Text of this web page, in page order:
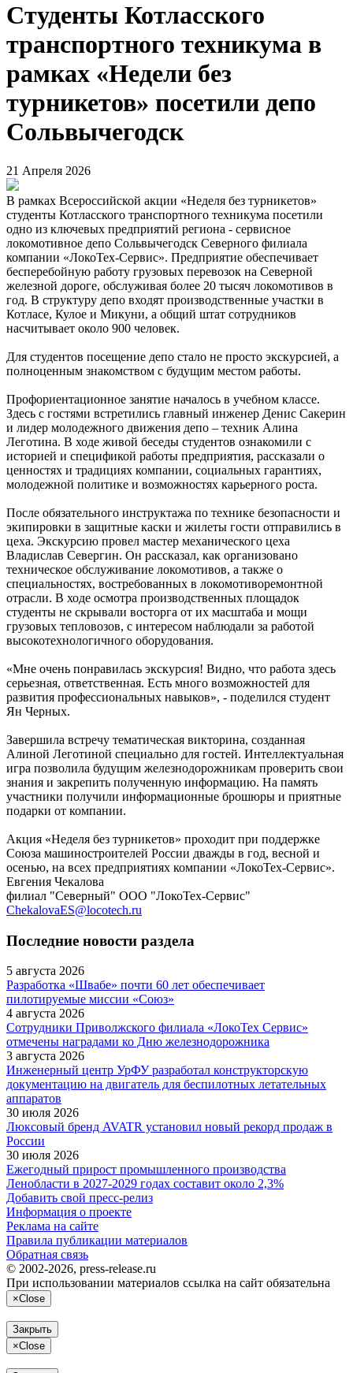
Студенты Котласского
транспортного техникума в
рамках «Недели без
турникетов» посетили депо
Сольвычегодск
21 Апреля 2026
В рамках Всероссийской акции «Неделя без турникетов»
студенты Котласского транспортного техникума посетили
одно из ключевых предприятий региона - сервисное
локомотивное депо Сольвычегодск Северного филиала
компании «ЛокоТех-Сервис». Предприятие обеспечивает
бесперебойную работу грузовых перевозок на Северной
железной дороге, обслуживая более 20 тысяч локомотивов в
год. В структуру депо входят производственные участки в
Котласе, Кулое и Микуни, а общий штат сотрудников
насчитывает около 900 человек.
Для студентов посещение депо стало не просто экскурсией, а
полноценным знакомством с будущим местом работы.
Профориентационное занятие началось в учебном классе.
Здесь с гостями встретились главный инженер Денис Сакерин
и лидер молодежного движения депо – техник Алина
Леготина. В ходе живой беседы студентов ознакомили с
историей и спецификой работы предприятия, рассказали о
ценностях и традициях компании, социальных гарантиях,
молодежной политике и возможностях карьерного роста.
После обязательного инструктажа по технике безопасности и
экипировки в защитные каски и жилеты гости отправились в
цеха. Экскурсию провел мастер механического цеха
Владислав Севергин. Он рассказал, как организовано
техническое обслуживание локомотивов, а также о
специальностях, востребованных в локомотиворемонтной
отрасли. В ходе осмотра производственных площадок
студенты не скрывали восторга от их масштаба и мощи
грузовых тепловозов, с интересом наблюдали за работой
высокотехнологичного оборудования.
«Мне очень понравилась экскурсия! Видно, что работа здесь
серьезная, ответственная. Есть много возможностей для
развития профессиональных навыков», - поделился студент
Ян Черных.
Завершила встречу тематическая викторина, созданная
Алиной Леготиной специально для гостей. Интеллектуальная
игра позволила будущим железнодорожникам проверить свои
знания и закрепить полученную информацию. На память
участники получили информационные брошюры и приятные
подарки от компании.
Акция «Неделя без турникетов» проходит при поддержке
Союза машиностроителей России дважды в год, весной и
осенью, на всех предприятиях компании «ЛокоТех-Сервис».
Евгения Чекалова
филиал "Северный" ООО "ЛокоТех-Сервис"
ChekalovaES@locotech.ru
Последние новости раздела
5 августа 2026
Разработка «Швабе» почти 60 лет обеспечивает
пилотируемые миссии «Союз»
4 августа 2026
Сотрудники Приволжского филиала «ЛокоТех Сервис»
отмечены наградами ко Дню железнодорожника
3 августа 2026
Инженерный центр УрФУ разработал конструкторскую
документацию на двигатель для беспилотных летательных
аппаратов
30 июля 2026
Люксовый бренд AVATR установил новый рекорд продаж в
России
30 июля 2026
Ежегодный прирост промышленного производства
Ленобласти в 2027-2029 годах составит около 2,3%
Добавить свой пресс-релиз
Информация о проекте
Реклама на сайте
Правила публикации материалов
Обратная связь
© 2002-2026, press-release.ru
При использовании материалов ссылка на сайт обязательна
×Close
Закрыть
×Close